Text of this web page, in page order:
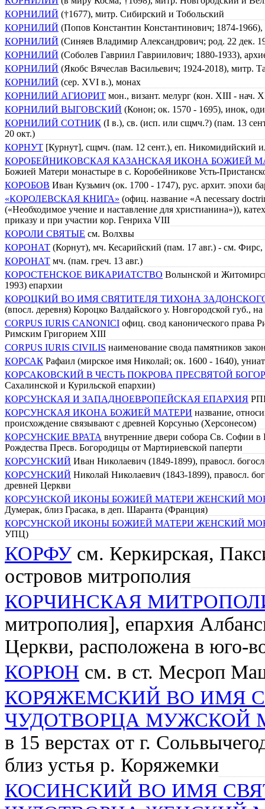
КОРНИЛИЙ (†1677), митр. Сибирский и Тобольский
КОРНИЛИЙ (Попов Константин Константинович; 1874-
КОРНИЛИЙ (Синяев Владимир Александрович; род. 22 дек.
КОРНИЛИЙ (Соболев Гавриил Гавриилович; 1880-1933),
КОРНИЛИЙ (Якобс Вячеслав Васильевич; 1924-2018), митр.
КОРНИЛИЙ (сер. XVI в.), монах
КОРНИЛИЙ АГИОРИТ мон., визант. мелург (кон. XIII - нач.
КОРНИЛИЙ ВЫГОВСКИЙ (Конон; ок. 1570 - 1695), инок,
КОРНИЛИЙ СОТНИК (I в.), св. (исп. или сщмч.?) (пам. 13
20 окт.)
КОРНУТ [Курнут], сщмч. (пам. 12 сент.), еп. Никомидийский
КОРОБЕЙНИКОВСКАЯ КАЗАНСКАЯ ИКОНА БОЖИЕЙ
Божией Матери монастыре в с. Коробейникове Усть-
КОРОБОВ Иван Кузьмич (ок. 1700 - 1747), рус. архит. эпохи
«КОРОЛЕВСКАЯ КНИГА» (офиц. название «A necessary
(«Необходимое учение и наставление для христианина»)),
приказу и при участии кор. Генриха VIII
КОРОЛИ СВЯТЫЕ см. Волхвы
КОРОНАТ (Корнут), мч. Кесарийский (пам. 17 авг.) - см.
КОРОНАТ мч. (пам. греч. 13 авг.)
КОРОСТЕНСКОЕ ВИКАРИАТСТВО Волынской и
1993) епархии
КОРОЦКИЙ ВО ИМЯ СВЯТИТЕЛЯ ТИХОНА
(впосл. деревня) Короцко Валдайского у. Новгородской губ.,
CORPUS IURIS CANONICI офиц. свод канонического права
Римским Григорием XIII
CORPUS IURIS CIVILIS наименование свода памятников
КОРСАК Рафаил (мирское имя Николай; ок. 1600 - 1640),
КОРСАКОВСКИЙ В ЧЕСТЬ ПОКРОВА ПРЕСВЯТОЙ
Сахалинской и Курильской епархии)
КОРСУНСКАЯ И ЗАПАДНОЕВРОПЕЙСКАЯ ЕПАРХИЯ
КОРСУНСКАЯ ИКОНА БОЖИЕЙ МАТЕРИ название,
происхождение связывают с древней Корсунью (Херсонесом)
КОРСУНСКИЕ ВРАТА внутренние двери собора Св. Софии в
Рождества Пресв. Богородицы от Мартириевской паперти
КОРСУНСКИЙ Иван Николаевич (1849-1899), правосл.
КОРСУНСКИЙ Николай Николаевич (1843-1899), правосл.
древней Церкви
КОРСУНСКОЙ ИКОНЫ БОЖИЕЙ МАТЕРИ ЖЕНСКИЙ
Думерак, близ Грасака, в деп. Шаранта (Франция)
КОРСУНСКОЙ ИКОНЫ БОЖИЕЙ МАТЕРИ ЖЕНСКИЙ
УПЦ)
КОРФУ см. Керкирская,
островов митрополия
КОРЧИНСКАЯ
митрополия], епархия
Церкви, расположена в юго-
КОРЮН см. в ст. Месроп
КОРЯЖЕМСКИЙ ВО ИМЯ
ЧУДОТВОРЦА МУЖСКОЙ
в 15 верстах от г.
близ устья р. Коряжемки
КОСИНСКИЙ ВО ИМЯ